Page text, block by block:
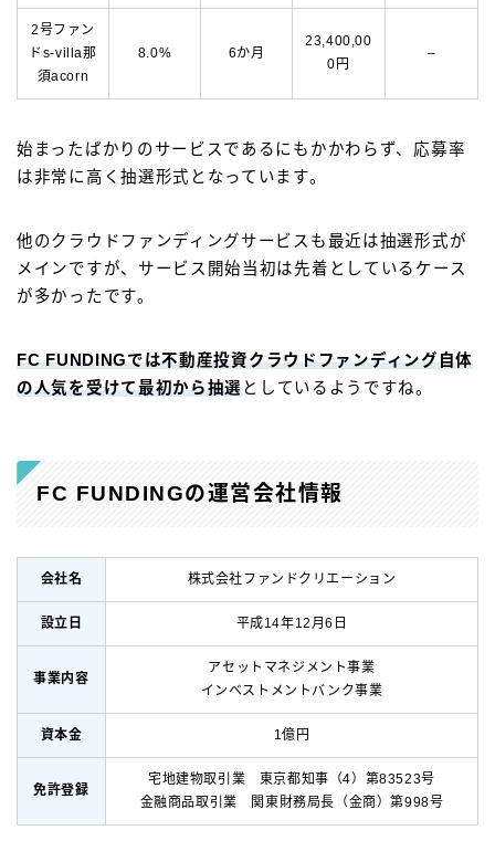
2号ファン
ドs-villa那
須acorn
8.0% 6か月
23,400,00
0円
–
始まったばかりのサービスであるにもかかわらず、応募率
は非常に高く抽選形式となっています。
他のクラウドファンディングサービスも最近は抽選形式が
メインですが、サービス開始当初は先着としているケース
が多かったです。
FC FUNDINGでは不動産投資クラウドファンディング自体
の人気を受けて最初から抽選としているようですね。
FC FUNDINGの運営会社情報
会社名 株式会社ファンドクリエーション
設立日 平成14年12月6日
事業内容
アセットマネジメント事業
インベストメントバンク事業
資本金 1億円
免許登録
宅地建物取引業 東京都知事（4）第83523号
金融商品取引業 関東財務局長（金商）第998号